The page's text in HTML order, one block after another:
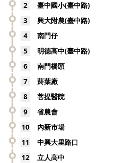
2 臺中國小(臺中路)
3 興大附農(臺中路)
4 南門仔
5 明德高中(臺中路)
6 南門橋頭
7 菸葉廠
8 菩提醫院
9 省農會
10 內新市場
11 中興大里路口
12 立人高中